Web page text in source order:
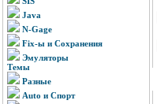
Java
N-Gage
Fix-ы и Сохранения
Эмуляторы
Темы
Разные
Auto и Спорт